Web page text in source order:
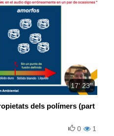
17' 23''
dels polímers (part
1
0